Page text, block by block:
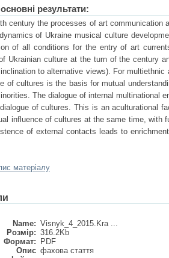
результати:
century the processes of art communication
of Ukraine musical culture
of all conditions for the entry of art
Ukrainian culture at the turn of the century
to alternative views). For
of cultures is the basis for mutual
The dialogue of internal multinational
of cultures. This is an aculturational
influence of cultures at the same time, with
of external contacts leads to
матеріалу
Name: Visnyk_4_2015.Kra ...
Розмір: 316.2Kb
Формат:
PDF
Опис фахова стаття